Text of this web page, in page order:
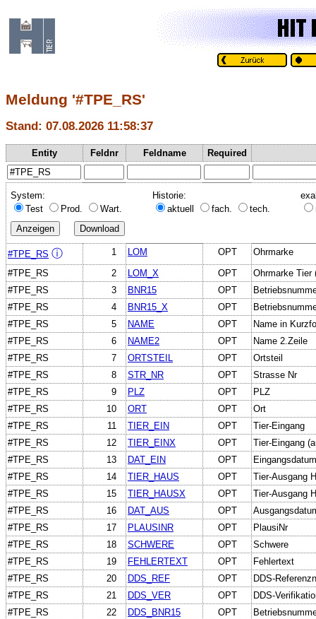
Meldung '#TPE_RS'
Stand: 07.08.2026 11:58:37
Entity Feldnr Feldname Required
System:
Test
Prod. Wart.
Historie:
aktuell
fach. tech.
#TPE_RS ⓘ 1 LOM OPT
Ohrmarke
#TPE_RS
2 LOM_X OPT
Ohrmarke Tier
#TPE_RS
3 BNR15 OPT
#TPE_RS
4 BNR15_X OPT
#TPE_RS
5 NAME OPT
Name in
#TPE_RS
6 NAME2 OPT
Name 2.Zeile
#TPE_RS
7 ORTSTEIL OPT
Ortsteil
#TPE_RS
8 STR_NR OPT
Strasse Nr
#TPE_RS
9 PLZ OPT
PLZ
#TPE_RS
10 ORT OPT
Ort
#TPE_RS
11 TIER_EIN OPT
Tier-Eingang
#TPE_RS
12 TIER_EINX OPT
Tier-Eingang
#TPE_RS
13 DAT_EIN OPT
Eingangsdatum
#TPE_RS
14 TIER_HAUS OPT
Tier-Ausgang
#TPE_RS
15 TIER_HAUSX OPT
Tier-Ausgang
#TPE_RS
16 DAT_AUS OPT
#TPE_RS
17 PLAUSINR OPT
PlausiNr
#TPE_RS
18 SCHWERE OPT
Schwere
#TPE_RS
19 FEHLERTEXT OPT
Fehlertext
#TPE_RS
20 DDS_REF OPT
DDS-
#TPE_RS
21 DDS_VER OPT
DDS-
#TPE_RS
22 DDS_BNR15 OPT